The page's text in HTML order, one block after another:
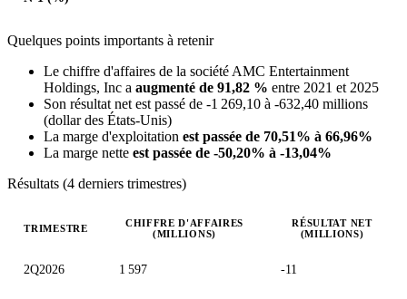
Quelques points importants à retenir
Le chiffre d'affaires de la société AMC Entertainment
Holdings, Inc a augmenté de 91,82 % entre 2021 et 2025
Son résultat net est passé de -1 269,10 à -632,40 millions
(dollar des États-Unis)
La marge d'exploitation est passée de 70,51% à 66,96%
La marge nette est passée de -50,20% à -13,04%
Résultats (4 derniers trimestres)
TRIMESTRE
CHIFFRE D'AFFAIRES
(MILLIONS)
RÉSULTAT NET
(MILLIONS)
2Q2026 1 597 -11